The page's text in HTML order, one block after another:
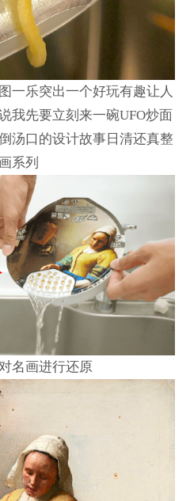
一乐突出一个好玩有趣让人
我先要立刻来一碗UFO炒面
汤口的设计故事日清还真整
系列
名画进行还原